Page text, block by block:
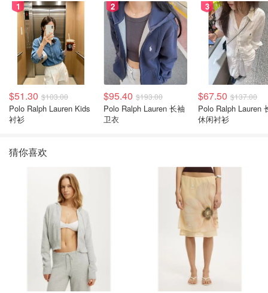
1
$51.30 $103.00
Polo Ralph Lauren Kids
衬衫
2
$95.40 $193.00
Polo Ralph Lauren 长袖
卫衣
3
$67.50 $137.00
Polo Ralph Lauren
休闲衬衫
猜你喜欢